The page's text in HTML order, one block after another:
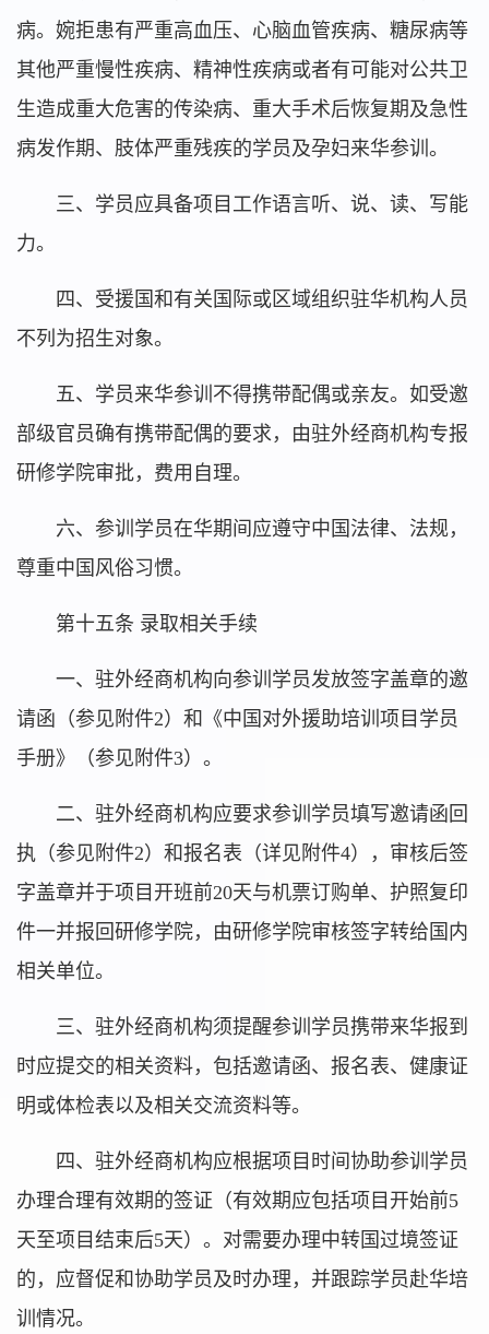
病。婉拒患有严重高血压、心脑血管疾病、糖尿病等
其他严重慢性疾病、精神性疾病或者有可能对公共卫
生造成重大危害的传染病、重大手术后恢复期及急性
病发作期、肢体严重残疾的学员及孕妇来华参训。
三、学员应具备项目工作语言听、说、读、写能
力。
四、受援国和有关国际或区域组织驻华机构人员
不列为招生对象。
五、学员来华参训不得携带配偶或亲友。如受邀
部级官员确有携带配偶的要求，由驻外经商机构专报
研修学院审批，费用自理。
六、参训学员在华期间应遵守中国法律、法规，
尊重中国风俗习惯。
第十五条 录取相关手续
一、驻外经商机构向参训学员发放签字盖章的邀
请函（参见附件2）和《中国对外援助培训项目学员
手册》（参见附件3）。
二、驻外经商机构应要求参训学员填写邀请函回
执（参见附件2）和报名表（详见附件4），审核后签
字盖章并于项目开班前20天与机票订购单、护照复印
件一并报回研修学院，由研修学院审核签字转给国内
相关单位。
三、驻外经商机构须提醒参训学员携带来华报到
时应提交的相关资料，包括邀请函、报名表、健康证
明或体检表以及相关交流资料等。
四、驻外经商机构应根据项目时间协助参训学员
办理合理有效期的签证（有效期应包括项目开始前5
天至项目结束后5天）。对需要办理中转国过境签证
的，应督促和协助学员及时办理，并跟踪学员赴华培
训情况。